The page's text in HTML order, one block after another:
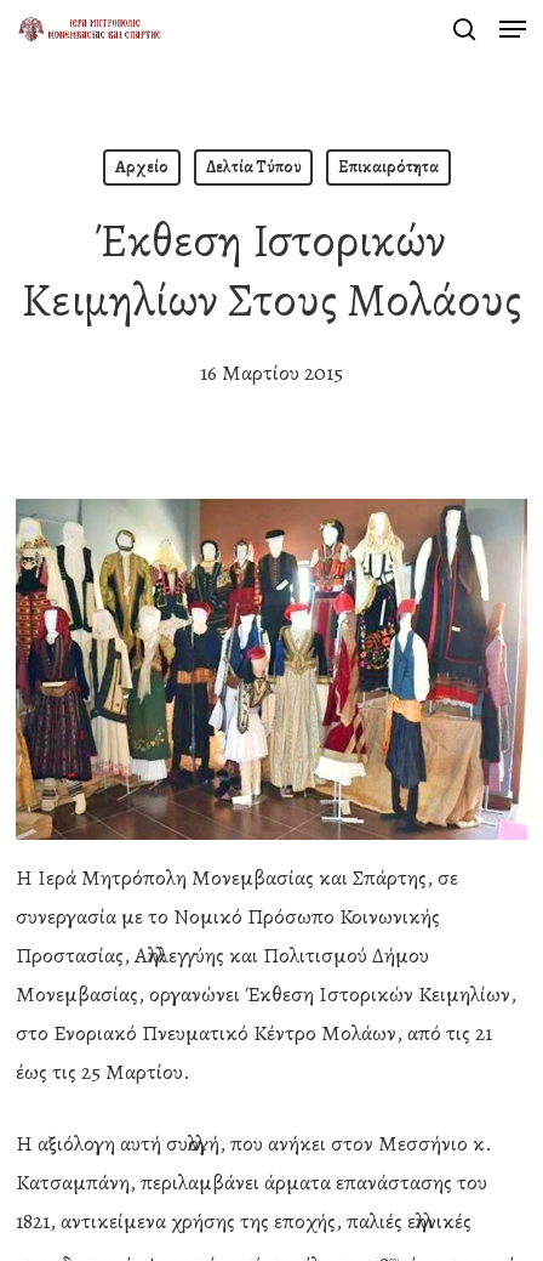
Skip
Αρχείο Δελτία Τύπου Επικαιρότητα
Έκθεση Ιστορικών
Κειμηλίων Στους Μολάους
16 Μαρτίου 2015
Η Ιερά Μητρόπολη Μονεμβασίας και Σπάρτης, σε
συνεργασία με το Νομικό Πρόσωπο Κοινωνικής
Προστασίας, Αλληλεγγύης και Πολιτισμού Δήμου
Μονεμβασίας, οργανώνει Έκθεση Ιστορικών Κειμηλίων,
στο Ενοριακό Πνευματικό Κέντρο Μολάων, από τις 21
έως τις 25 Μαρτίου.
Η αξιόλογη αυτή συλλογή, που ανήκει στον Μεσσήνιο κ.
Κατσαμπάνη, περιλαμβάνει άρματα επανάστασης του
1821, αντικείμενα χρήσης της εποχής, παλιές ελληνικές